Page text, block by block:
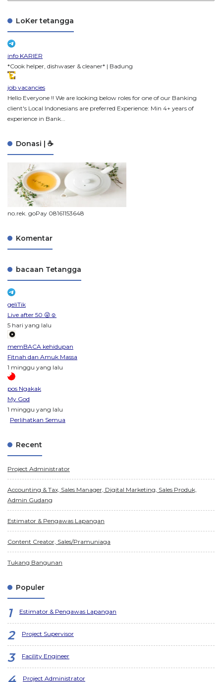
LoKer tetangga
info KARIER
*Cook helper, dishwaser & cleaner* | Badung
job vacancies
Hello Everyone !! We are looking below roles for one of our Banking
client's Local Indonesians are preferred Experience: Min 4+ years of
experience in Bank...
Donasi | ☕
no.rek. goPay 08161153648
Komentar
bacaan Tetangga
geliTik
Live after 50 😜☺️
5 hari yang lalu
memBACA kehidupan
Fitnah dan Amuk Massa
1 minggu yang lalu
pos Ngakak
My God
1 minggu yang lalu
Perlihatkan Semua
Recent
Project Administrator
Accounting & Tax, Sales Manager, Digital Marketing, Sales Produk,
Admin Gudang
Estimator & Pengawas Lapangan
Content Creator, Sales/Pramuniaga
Tukang Bangunan
Populer
Estimator & Pengawas Lapangan
Project Supervisor
Facility Engineer
Project Administrator